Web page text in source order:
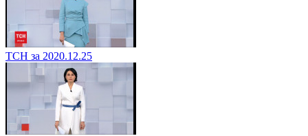
ТСН за 2020.12.25